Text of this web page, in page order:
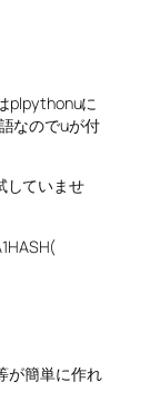
plpythonuに
なのでuが付
していませ
が簡単に作れ